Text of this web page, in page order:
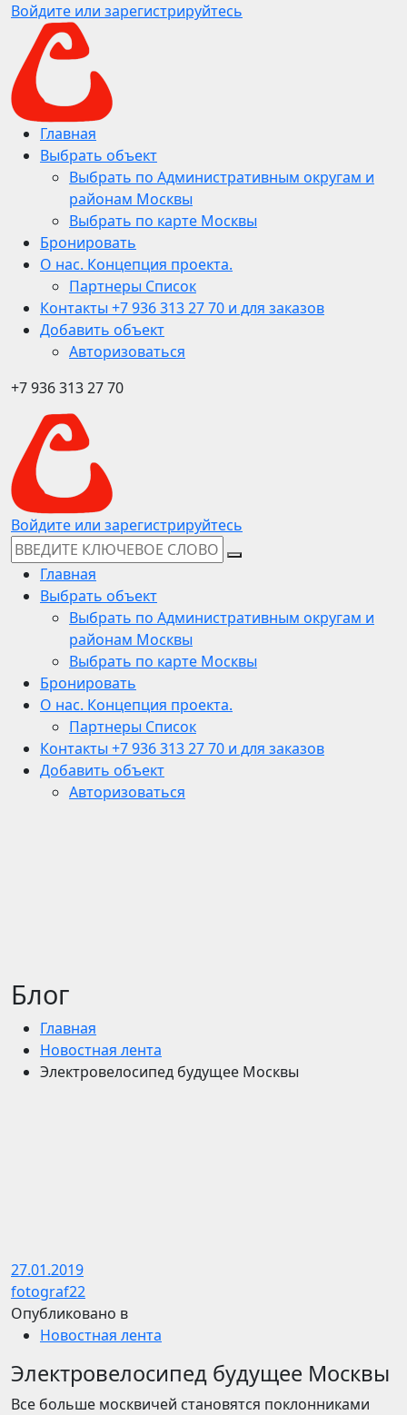
Войдите или зарегистрируйтесь
Главная
Выбрать объект
Выбрать по Административным округам и
районам Москвы
Выбрать по карте Москвы
Бронировать
О нас. Концепция проекта.
Партнеры Список
Контакты +7 936 313 27 70 и для заказов
Добавить объект
Авторизоваться
+7 936 313 27 70
Войдите или зарегистрируйтесь
Главная
Выбрать объект
Выбрать по Административным округам и
районам Москвы
Выбрать по карте Москвы
Бронировать
О нас. Концепция проекта.
Партнеры Список
Контакты +7 936 313 27 70 и для заказов
Добавить объект
Авторизоваться
Блог
Главная
Новостная лента
Электровелосипед будущее Москвы
27.01.2019
fotograf22
Опубликовано в
Новостная лента
Электровелосипед будущее Москвы
Все больше москвичей становятся поклонниками